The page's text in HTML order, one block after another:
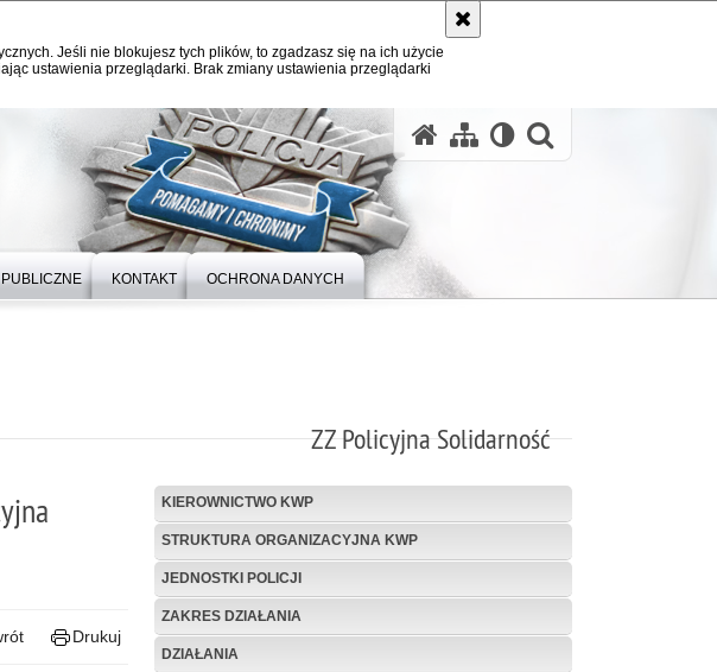
Jeśli nie blokujesz tych plików, to zgadzasz się na ich użycie
ustawienia przeglądarki. Brak zmiany ustawienia przeglądarki
KONTAKT OCHRONA DANYCH
ZZ Policyjna Solidarność
Drukuj
KIEROWNICTWO KWP
STRUKTURA ORGANIZACYJNA KWP
JEDNOSTKI POLICJI
ZAKRES DZIAŁANIA
DZIAŁANIA